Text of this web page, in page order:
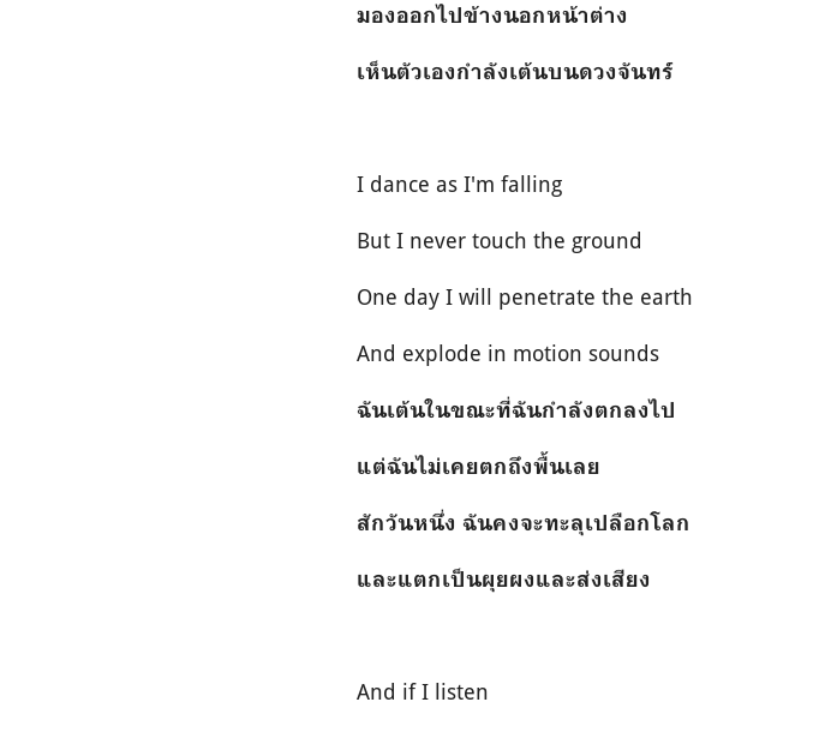
มองออกไปข้างนอกหน้าต่าง
เห็นตัวเองกำลังเต้นบนดวงจันทร์
I dance as I'm falling
But I never touch the ground
One day I will penetrate the earth
And explode in motion sounds
ฉันเต้นในขณะที่ฉันกำลังตกลงไป
แต่ฉันไม่เคยตกถึงพื้นเลย
สักวันหนึ่ง ฉันคงจะทะลุเปลือกโลก
และแตกเป็นผุยผงและส่งเสียง
And if I listen